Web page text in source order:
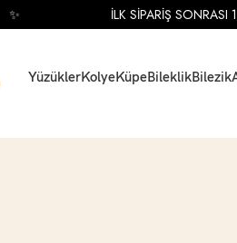
YüzüklerKolyeKüpeBileklikBilezik
İLK SİPARİŞ SONRASI